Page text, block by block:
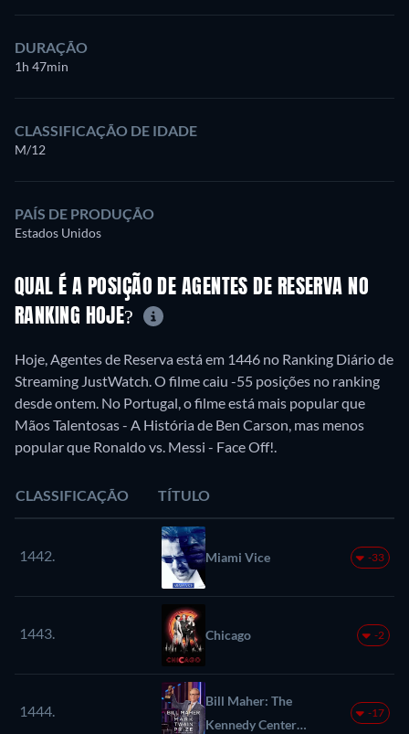
DURAÇÃO
1h 47min
CLASSIFICAÇÃO DE IDADE
M/12
PAÍS DE PRODUÇÃO
Estados Unidos
QUAL É A POSIÇÃO DE AGENTES DE RESERVA NO
RANKING HOJE?
Hoje, Agentes de Reserva está em 1446 no Ranking Diário de
Streaming JustWatch. O filme caiu -55 posições no ranking
desde ontem. No Portugal, o filme está mais popular que
Mãos Talentosas - A História de Ben Carson, mas menos
popular que Ronaldo vs. Messi - Face Off!.
CLASSIFICAÇÃO TÍTULO
1442. Miami Vice -33
1443. Chicago -2
1444.
Bill Maher: The
Kennedy Center
-17